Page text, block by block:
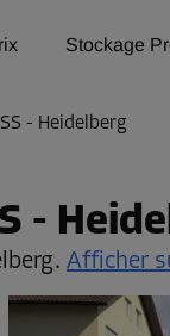
Stockage
- Heidelberg
-
Afficher